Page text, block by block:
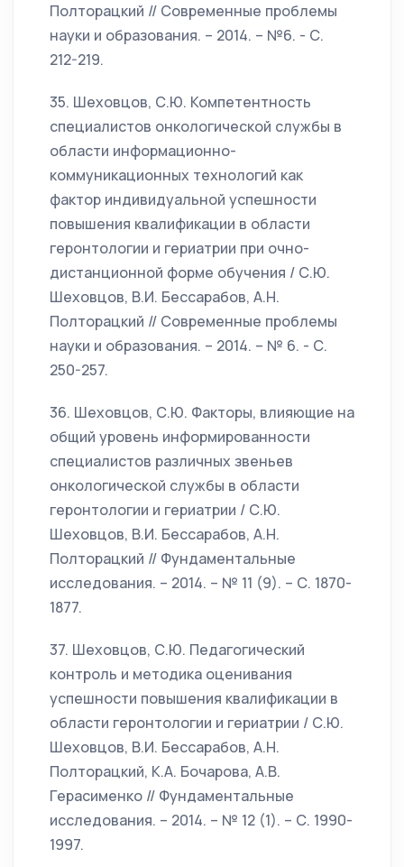
Полторацкий // Современные проблемы
науки и образования. – 2014. – №6. - С.
212-219.
35. Шеховцов, С.Ю. Компетентность
специалистов онкологической службы в
области информационно-
коммуникационных технологий как
фактор индивидуальной успешности
повышения квалификации в области
геронтологии и гериатрии при очно-
дистанционной форме обучения / С.Ю.
Шеховцов, В.И. Бессарабов, А.Н.
Полторацкий // Современные проблемы
науки и образования. – 2014. – № 6. - С.
250-257.
36. Шеховцов, С.Ю. Факторы, влияющие на
общий уровень информированности
специалистов различных звеньев
онкологической службы в области
геронтологии и гериатрии / С.Ю.
Шеховцов, В.И. Бессарабов, А.Н.
Полторацкий // Фундаментальные
исследования. – 2014. – № 11 (9). – С. 1870-
1877.
37. Шеховцов, С.Ю. Педагогический
контроль и методика оценивания
успешности повышения квалификации в
области геронтологии и гериатрии / С.Ю.
Шеховцов, В.И. Бессарабов, А.Н.
Полторацкий, К.А. Бочарова, А.В.
Герасименко // Фундаментальные
исследования. – 2014. – № 12 (1). – С. 1990-
1997.